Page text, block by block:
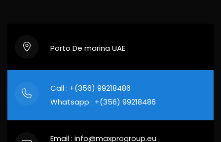
Porto De marina UAE
Call : +(356) 99218486
Whatsapp : +(356) 99218486
Email : info@maxprogroup.eu